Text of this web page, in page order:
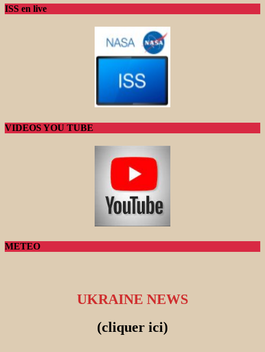
ISS en live
VIDEOS YOU TUBE
METEO
UKRAINE NEWS
(cliquer ici)